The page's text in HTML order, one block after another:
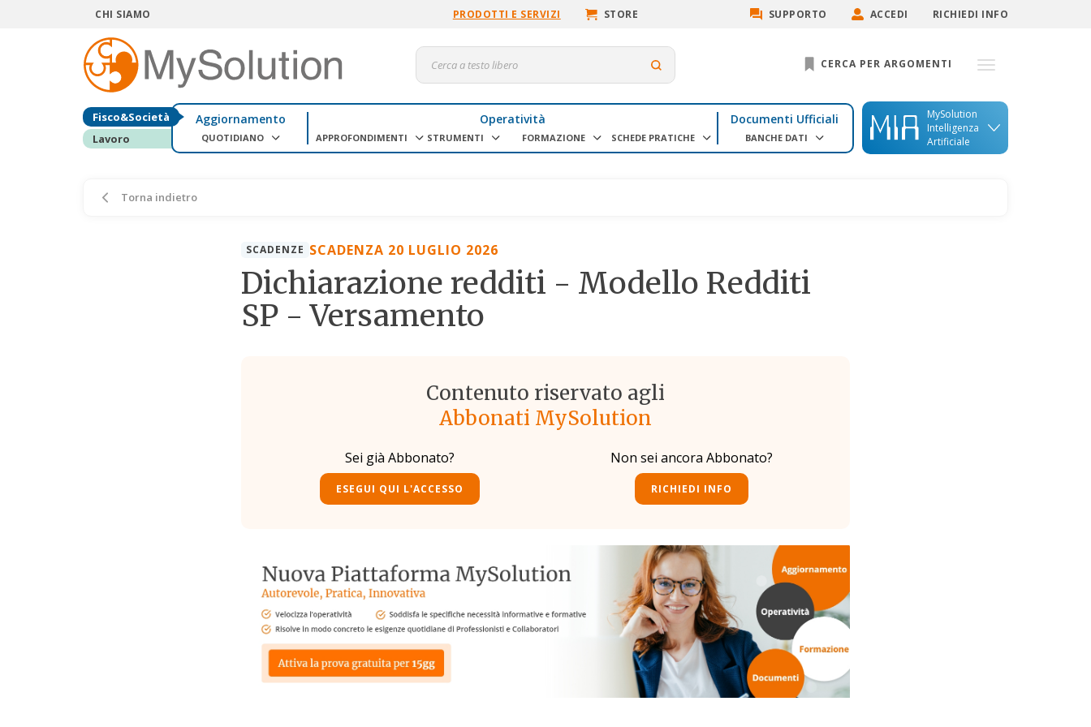
CHI SIAMO PRODOTTI E SERVIZI STORE SUPPORTO ACCEDI RICHIEDI INFO
CERCA PER ARGOMENTI
Fisco&Società
Lavoro
Aggiornamento
QUOTIDIANO
Operatività
APPROFONDIMENTI STRUMENTI FORMAZIONE SCHEDE PRATICHE
Documenti Ufficiali
BANCHE DATI
MySolution
Intelligenza
Artificiale
Torna indietro
SCADENZE SCADENZA 20 LUGLIO 2026
Dichiarazione redditi - Modello Redditi
SP - Versamento
Contenuto riservato agli
Abbonati MySolution
Sei già Abbonato?
ESEGUI QUI L'ACCESSO
Non sei ancora Abbonato?
RICHIEDI INFO